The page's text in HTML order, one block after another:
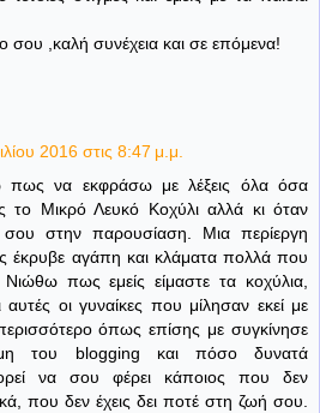
σου ,καλή συνέχεια και σε επόμενα!
2016 στις 8:47 μ.μ.
πως να εκφράσω με λέξεις όλα όσα
το Μικρό Λευκό Κοχύλι αλλά κι όταν
σου στην παρουσίαση. Μια περίεργη
έκρυβε αγάπη και κλάματα πολλά που
πως εμείς είμαστε τα κοχύλια,
αυτές οι γυναίκες που μίλησαν εκεί με
όπως επίσης με συγκίνησε
του blogging και πόσο δυνατά
να σου φέρει κάποιος που δεν
που δεν έχεις δει ποτέ στη ζωή σου.